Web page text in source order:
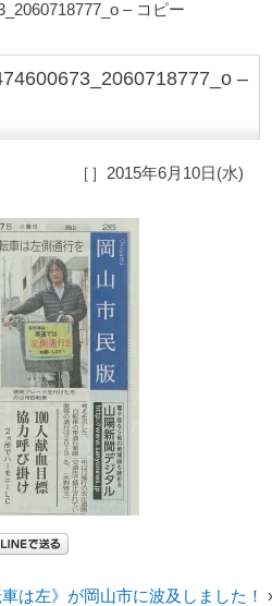
– コピー
–
［］2015年6月10日(水)
は左》が岡山市に波及しました！